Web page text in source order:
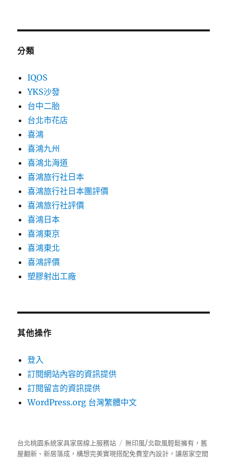
分類
IQOS
YKS沙發
台中二胎
台北市花店
喜鴻
喜鴻九州
喜鴻北海道
喜鴻旅行社日本
喜鴻旅行社日本團評價
喜鴻旅行社評價
喜鴻日本
喜鴻東京
喜鴻東北
喜鴻評價
塑膠射出工廠
其他操作
登入
訂閱網站內容的資訊提供
訂閱留言的資訊提供
WordPress.org 台灣繁體中文
台北桃園系統家具家居線上服務站
無印風/北歐風輕鬆擁有，舊
屋翻新、新居落成，構想完美實現搭配免費室內設計，讓居家空間